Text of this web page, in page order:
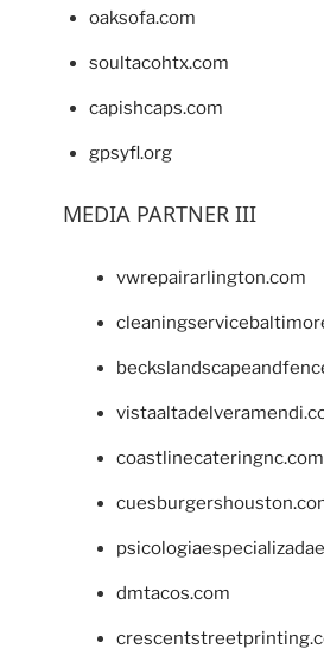
oaksofa.com
soultacohtx.com
capishcaps.com
gpsyfl.org
MEDIA PARTNER III
vwrepairarlington.com
coastlinecateringnc.com
dmtacos.com